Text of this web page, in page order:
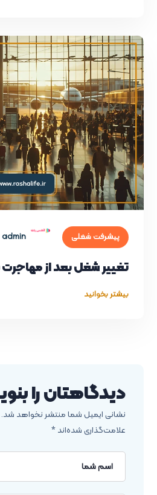
پیشرفت شغلی admin
تغییر شغل بعد از مهاجرت
بیشتر بخوانید
دیدگاهتان را
نشانی ایمیل شما منتشر نخواهد شد.
علامت‌گذاری شده‌اند*